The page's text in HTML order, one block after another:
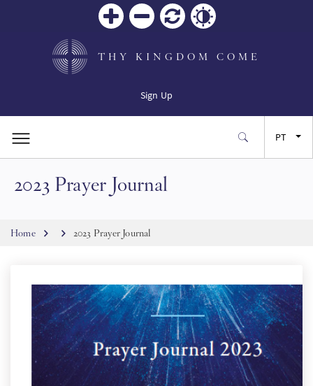
THY KINGDOM COME
Sign Up
JA
SW
PT
KO
2023 Prayer Journal
Breadcrumb
Home 2023 Prayer Journal